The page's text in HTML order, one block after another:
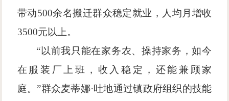
带动500余名搬迁群众稳定就业，人均月增收
3500元以上。
“以前我只能在家务农、操持家务，如今
在服装厂上班，收入稳定，还能兼顾家
庭。”群众麦蒂娜·吐地通过镇政府组织的技能